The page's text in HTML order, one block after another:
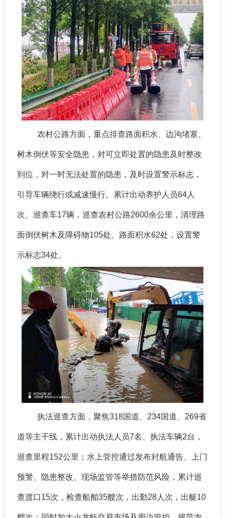
农村公路方面，重点排查路面积水、边沟堵塞、
树木倒伏等安全隐患，对可立即处置的隐患及时整改
到位，对一时无法处置的隐患，及时设置警示标志，
引导车辆绕行或减速慢行。累计出动养护人员64人
次、巡查车17辆，巡查农村公路2600余公里，清理路
面倒伏树木及障碍物105处、路面积水62处，设置警
示标志34处。
执法巡查方面，聚焦318国道、234国道、269省
道等主干线，累计出动执法人员7名、执法车辆2台，
巡查里程152公里；水上管控通过发布封航通告、上门
预警、隐患整改、现场监管等举措防范风险， 累计巡
查渡口15次，检查船舶35艘次，出勤28人次，出艇10